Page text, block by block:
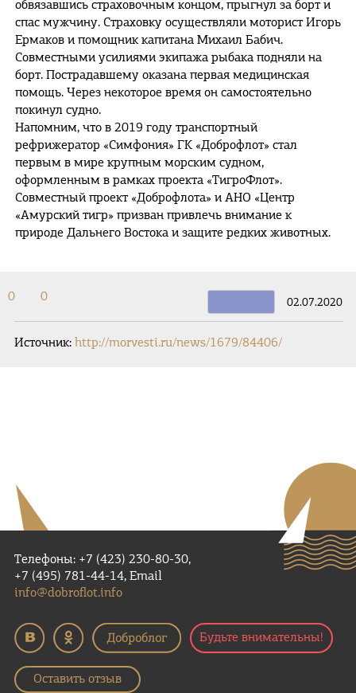
обвязавшись страховочным концом, прыгнул за борт и
спас мужчину. Страховку осуществляли моторист Игорь
Ермаков и помощник капитана Михаил Бабич.
Совместными усилиями экипажа рыбака подняли на
борт. Пострадавшему оказана первая медицинская
помощь. Через некоторое время он самостоятельно
покинул судно.
Напомним, что в 2019 году транспортный
рефрижератор «Симфония» ГК «Доброфлот» стал
первым в мире крупным морским судном,
оформленным в рамках проекта «ТигроФлот».
Совместный проект «Доброфлота» и АНО «Центр
«Амурский тигр» призван привлечь внимание к
природе Дальнего Востока и защите редких животных.
02.07.2020
0 0
Источник: http://morvesti.ru/news/1679/84406/
Телефоны: +7 (423) 230-80-30,
+7 (495) 781-44-14, Email
info@dobroflot.info
Будьте внимательны!
Оставить отзыв